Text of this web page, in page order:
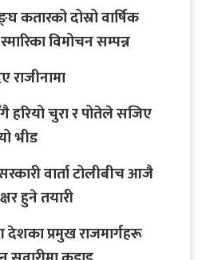
कतारको दोस्रो वार्षिक
विमोचन सम्पन्न
राजीनामा
चुरा र पोतेले सजिए
भीड
वार्ता टोलीबीच आजै
हुने तयारी
देशका प्रमुख राजमार्गहरू